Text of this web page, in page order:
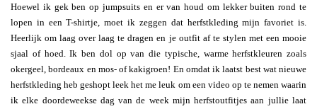
Hoewel ik gek ben op jumpsuits en er van houd om lekker buiten rond te
lopen in een T-shirtje, moet ik zeggen dat herfstkleding mijn favoriet is.
Heerlijk om laag over laag te dragen en je outfit af te stylen met een mooie
sjaal of hoed. Ik ben dol op van die typische, warme herfstkleuren zoals
okergeel, bordeaux en mos- of kakigroen! En omdat ik laatst best wat nieuwe
herfstkleding heb geshopt leek het me leuk om een video op te nemen waarin
ik elke doordeweekse dag van de week mijn herfstoutfitjes aan jullie laat